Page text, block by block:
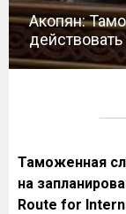
Акопян:
Таможенная
на
Route for